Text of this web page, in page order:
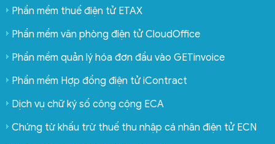
Phần mềm thuế điện tử ETAX
Phần mềm văn phòng điện tử CloudOffice
Phần mềm quản lý hóa đơn đầu vào GETinvoice
Phần mềm Hợp đồng điện tử iContract
Dịch vụ chữ ký số công cộng ECA
Chứng từ khấu trừ thuế thu nhập cá nhân điện tử ECN